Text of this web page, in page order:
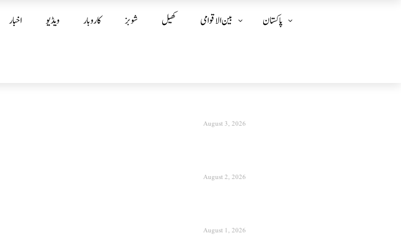
اخبار ویڈیو کاروبار شوبز کھیل بین الا قوامی پاکستان
August 3, 2026
August 2, 2026
August 1, 2026